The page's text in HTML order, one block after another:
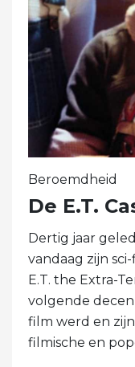
Beroemdheid
De E.T.
Dertig jaar
vandaag zijn
E.T. the Extra-
volgende
film werd en
filmische en